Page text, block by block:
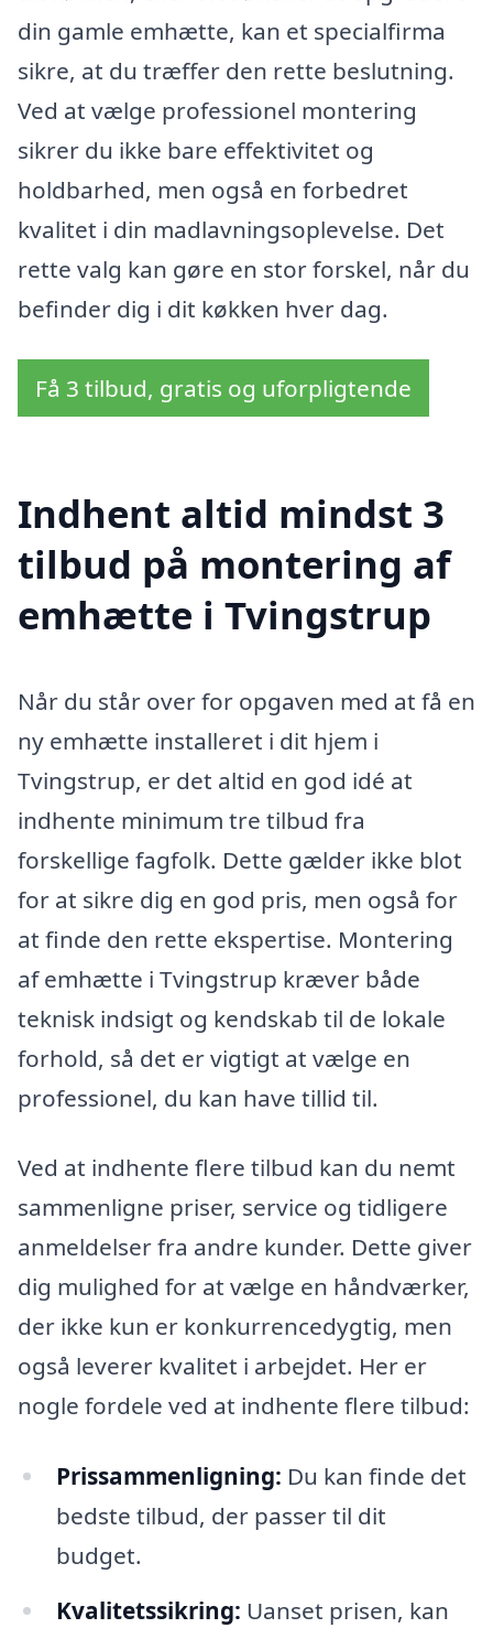
din gamle emhætte, kan et specialfirma
sikre, at du træffer den rette beslutning.
Ved at vælge professionel montering
sikrer du ikke bare effektivitet og
holdbarhed, men også en forbedret
kvalitet i din madlavningsoplevelse. Det
rette valg kan gøre en stor forskel, når du
befinder dig i dit køkken hver dag.
Få 3 tilbud, gratis og uforpligtende
Indhent altid mindst 3
tilbud på montering af
emhætte i Tvingstrup
Når du står over for opgaven med at få en
ny emhætte installeret i dit hjem i
Tvingstrup, er det altid en god idé at
indhente minimum tre tilbud fra
forskellige fagfolk. Dette gælder ikke blot
for at sikre dig en god pris, men også for
at finde den rette ekspertise. Montering
af emhætte i Tvingstrup kræver både
teknisk indsigt og kendskab til de lokale
forhold, så det er vigtigt at vælge en
professionel, du kan have tillid til.
Ved at indhente flere tilbud kan du nemt
sammenligne priser, service og tidligere
anmeldelser fra andre kunder. Dette giver
dig mulighed for at vælge en håndværker,
der ikke kun er konkurrencedygtig, men
også leverer kvalitet i arbejdet. Her er
nogle fordele ved at indhente flere tilbud:
Prissammenligning: Du kan finde det
bedste tilbud, der passer til dit
budget.
Kvalitetssikring: Uanset prisen, kan